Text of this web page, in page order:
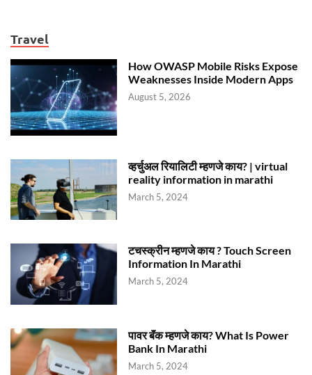
Travel
How OWASP Mobile Risks Expose
Weaknesses Inside Modern Apps
August 5, 2026
व्हर्चुअल रियालिटी म्हणजे काय? | virtual
reality information in marathi
March 5, 2024
टचस्क्रीन म्हणजे काय ? Touch Screen
Information In Marathi
March 5, 2024
पावर बॅंक म्हणजे काय? What Is Power
Bank In Marathi
March 5, 2024